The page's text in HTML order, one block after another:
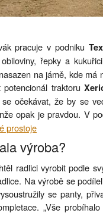
pracuje v podniku
řepky a
na jámě, kde
potencionál traktoru
očekávat, že by se
opak je pravdou. V
prostoje
výroba?
radlici vyrobit podle
Na výrobě se
se panty,
„Vše